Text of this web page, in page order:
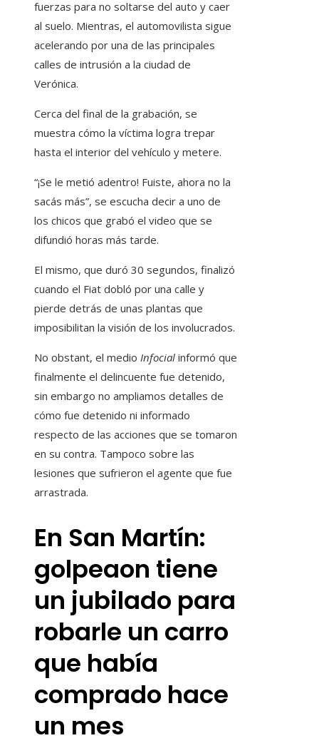
fuerzas para no soltarse del auto y caer
al suelo. Mientras, el automovilista sigue
acelerando por una de las principales
calles de intrusión a la ciudad de
Verónica.
Cerca del final de la grabación, se
muestra cómo la víctima logra trepar
hasta el interior del vehículo y metere.
“¡Se le metió adentro! Fuiste, ahora no la
sacás más”, se escucha decir a uno de
los chicos que grabó el video que se
difundió horas más tarde.
El mismo, que duró 30 segundos, finalizó
cuando el Fiat dobló por una calle y
pierde detrás de unas plantas que
imposibilitan la visión de los involucrados.
No obstant, el medio Infocial informó que
finalmente el delincuente fue detenido,
sin embargo no ampliamos detalles de
cómo fue detenido ni informado
respecto de las acciones que se tomaron
en su contra. Tampoco sobre las
lesiones que sufrieron el agente que fue
arrastrada.
En San Martín:
golpeaon tiene
un jubilado para
robarle un carro
que había
comprado hace
un mes